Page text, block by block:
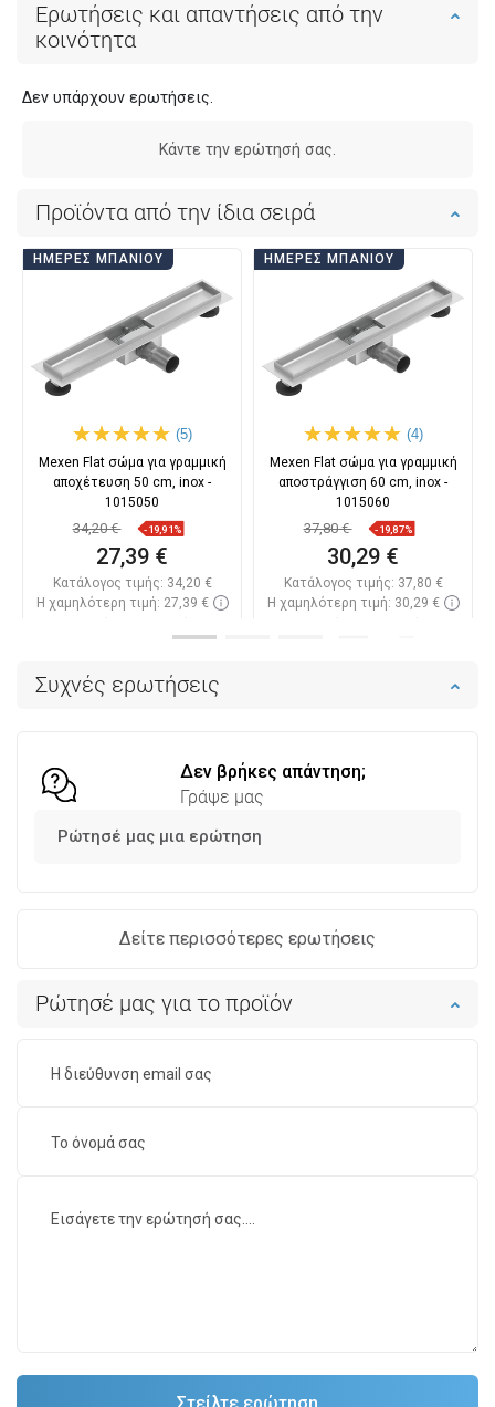
Συχνές ερωτήσεις
Δεν βρήκες απάντηση;
Γράψε μας
Ρώτησέ μας μια ερώτηση
Δείτε περισσότερες ερωτήσεις
Ερωτήσεις και απαντήσεις από την
κοινότητα
Δεν υπάρχουν ερωτήσεις.
Κάντε την ερώτησή σας.
Ρώτησέ μας για το προϊόν
Προϊόντα από την ίδια σειρά
ΗΜΈΡΕΣ ΜΠΆΝΙΟΥ
(5)
Mexen Flat σώμα για γραμμική
αποχέτευση 50 cm, inox -
1015050
34,20 € -19,91%
27,39 €
Κατάλογος τιμής: 34,20 €
Η χαμηλότερη τιμή: 27,39 €
ΗΜΈΡΕΣ ΜΠΆΝΙΟΥ
(4)
Mexen Flat σώμα για γραμμική
αποστράγγιση 60 cm, inox -
1015060
37,80 € -19,87%
30,29 €
Κατάλογος τιμής: 37,80 €
Η χαμηλότερη τιμή: 30,29 €